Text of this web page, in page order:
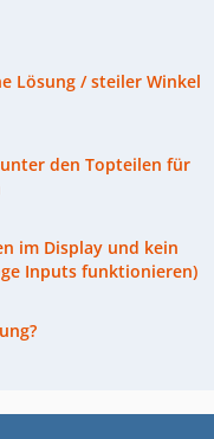
Lösung / steiler Winkel
unter den Topteilen für
im Display und kein
Inputs funktionieren)